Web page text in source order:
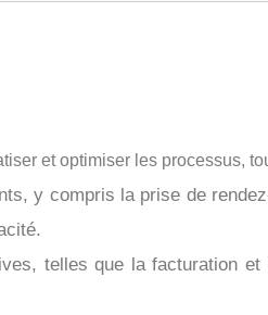
et optimiser les processus,
y compris la prise de
telles que la facturation